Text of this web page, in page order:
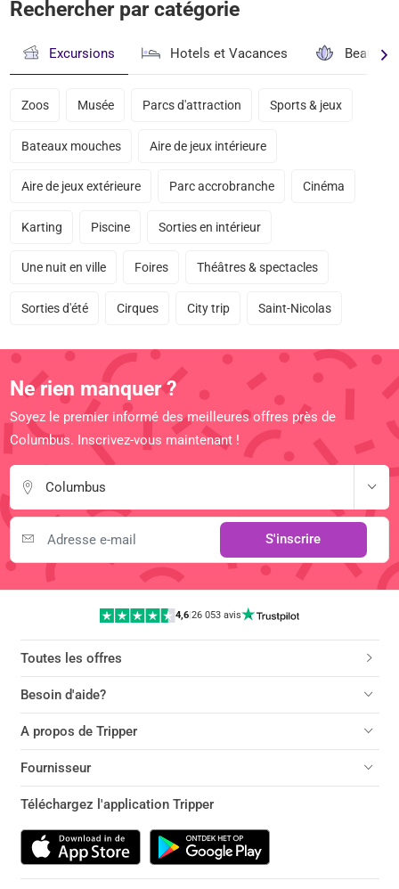
Rechercher par catégorie
Excursions Hotels et Vacances Beauté
Zoos Musée Parcs d'attraction Sports & jeux
Bateaux mouches Aire de jeux intérieure
Aire de jeux extérieure Parc accrobranche Cinéma
Karting Piscine Sorties en intérieur
Une nuit en ville Foires Théâtres & spectacles
Sorties d'été Cirques City trip Saint-Nicolas
Ne rien manquer ?
Soyez le premier informé des meilleures offres près de
Columbus. Inscrivez-vous maintenant !
Columbus
S'inscrire
4,6 |26 053 avis
Toutes les offres
Besoin d'aide?
A propos de Tripper
Fournisseur
Téléchargez l'application Tripper